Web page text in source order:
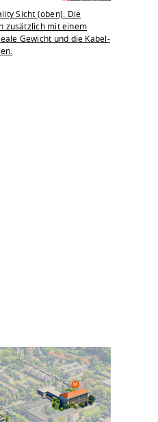
Sicht (oben). Die
zusätzlich mit einem
Gewicht und die Kabel-